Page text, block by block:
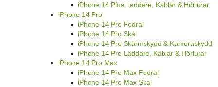
iPhone 14 Plus Laddare, Kablar & Hörlurar
iPhone 14 Pro
iPhone 14 Pro Fodral
iPhone 14 Pro Skal
iPhone 14 Pro Skärmskydd & Kameraskydd
iPhone 14 Pro Laddare, Kablar & Hörlurar
iPhone 14 Pro Max
iPhone 14 Pro Max Fodral
iPhone 14 Pro Max Skal